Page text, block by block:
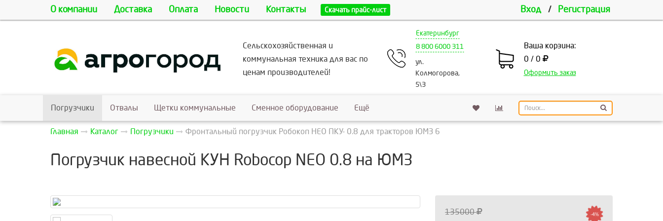
О компании Доставка Оплата Новости Контакты Скачать прайс-лист Вход / Регистрация
Сельскохозяйственная и
коммунальная техника для вас по
ценам производителей!
Екатеринбург
8 800 6000 311
ул.
Колмогорова,
5\3
Ваша корзина:
0 / 0
Оформить заказ
Погрузчики Отвалы Щетки коммунальные Сменное оборудование Ещё
Главная Каталог Погрузчики Фронтальный погрузчик Робокоп НЕО ПКУ- 0.8 для тракторов ЮМЗ 6
Погрузчик навесной КУН Robocop NEO 0.8 на ЮМЗ
135000 -4%